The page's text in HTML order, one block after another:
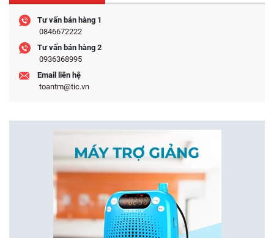
Tư vấn bán hàng 1
0846672222
Tư vấn bán hàng 2
0936368995
Email liên hệ
toantm@tic.vn